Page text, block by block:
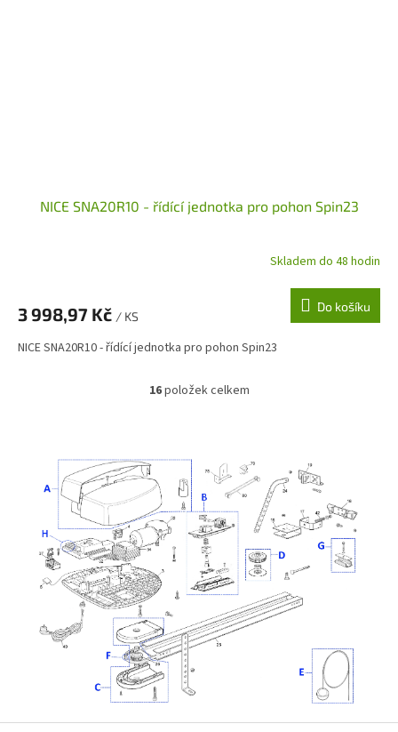
NICE SNA20R10 - řídící jednotka pro pohon Spin23
Skladem do 48 hodin
3 998,97 Kč / KS
Do košíku
NICE SNA20R10 - řídící jednotka pro pohon Spin23
O
d
c
í
p
r
v
k
y
v
ý
p
16položek celkem